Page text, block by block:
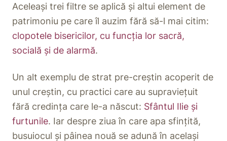
Aceleași trei filtre se aplică și altui element de
patrimoniu pe care îl auzim fără să-l mai citim:
clopotele bisericilor, cu funcția lor sacră,
socială și de alarmă.
Un alt exemplu de strat pre-creștin acoperit de
unul creștin, cu practici care au supraviețuit
fără credința care le-a născut: Sfântul Ilie și
furtunile. Iar despre ziua în care apa sfințită,
busuiocul și pâinea nouă se adună în același